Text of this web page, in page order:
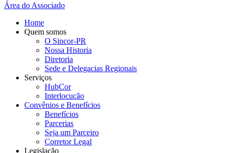
Área do Associado
Home
Quem somos
O Sincor-PR
Nossa Historia
Diretoria
Sede e Delegacias Regionais
Serviços
HubCor
Interlocução
Convênios e Benefícios
Benefícios
Parcerias
Seja um Parceiro
Corretor Legal
Legislação